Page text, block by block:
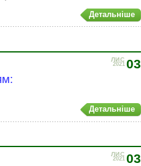
Детальніше
03
ЛИС
2021
Детальніше
03
ЛИС
2021